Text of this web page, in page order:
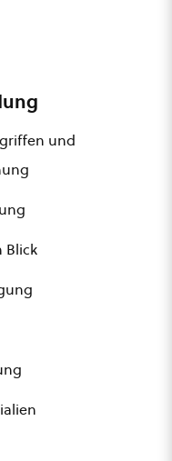
und
Blick